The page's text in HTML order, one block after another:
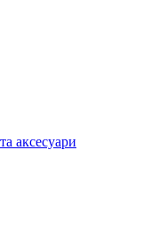
аксесуари